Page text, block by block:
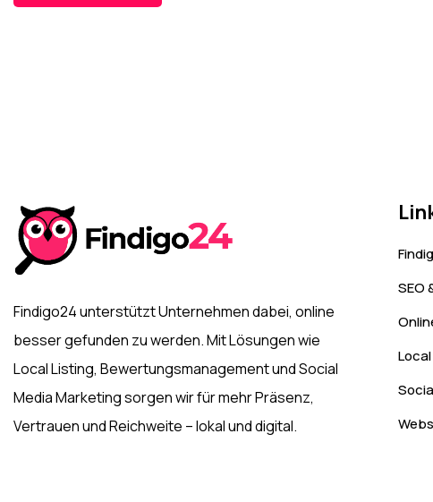
Findigo24 unterstützt Unternehmen dabei, online
besser gefunden zu werden. Mit Lösungen wie
Local Listing, Bewertungsmanagement und Social
Media Marketing sorgen wir für mehr Präsenz,
Vertrauen und Reichweite – lokal und digital.
SEO